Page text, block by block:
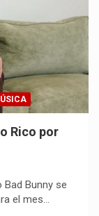
Rico por
Bunny se
el mes…